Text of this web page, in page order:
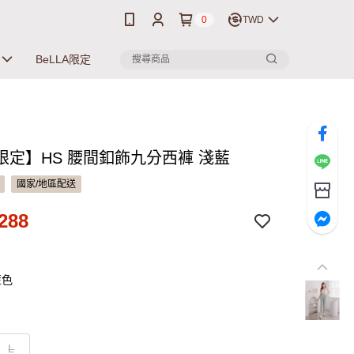
0 TWD
BeLLA限定
定】HS 腰間釦飾九分西褲 淺藍
國家/地區配送
L